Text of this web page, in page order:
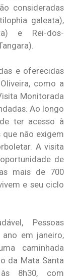
consideradas
galeata),
e Rei-dos-
e oferecidas
como a
Monitorada
Ao longo
ter acesso à
não exigem
A visita
de
mais de 700
e seu ciclo
Pessoas
ano em janeiro,
caminhada
da Mata Santa
8h30, com